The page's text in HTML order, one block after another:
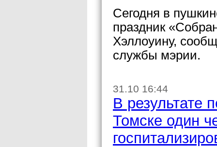
Сегодня в
праздник
Хэллоуину,
службы мэрии.
31.10 16:44
В результате
Томске один